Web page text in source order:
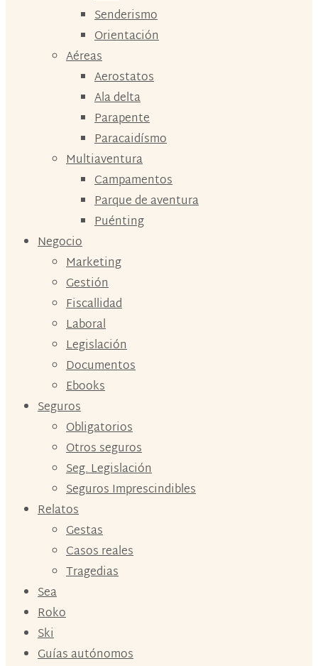
Senderismo
Orientación
Aéreas
Aerostatos
Ala delta
Parapente
Paracaidísmo
Multiaventura
Campamentos
Parque de aventura
Puénting
Negocio
Marketing
Gestión
Fiscallidad
Laboral
Legislación
Documentos
Ebooks
Seguros
Obligatorios
Otros seguros
Seg. Legislación
Seguros Imprescindibles
Relatos
Gestas
Casos reales
Tragedias
Sea
Roko
Ski
Guías autónomos